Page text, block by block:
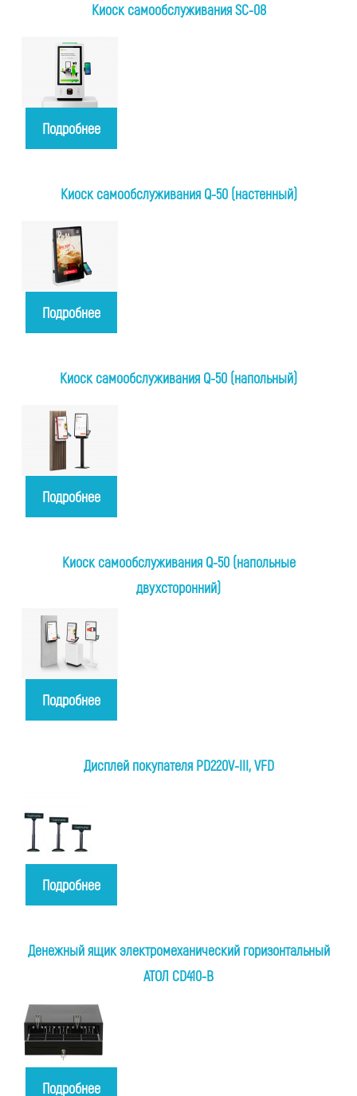
Киоск самообслуживания SC-08
Подробнее
Киоск самообслуживания Q-50 (настенный)
Подробнее
Киоск самообслуживания Q-50 (напольный)
Подробнее
Киоск самообслуживания Q-50 (напольные
двухсторонний)
Подробнее
Дисплей покупателя PD220V-III, VFD
Подробнее
Денежный ящик электромеханический горизонтальный
АТОЛ CD410-B
Подробнее